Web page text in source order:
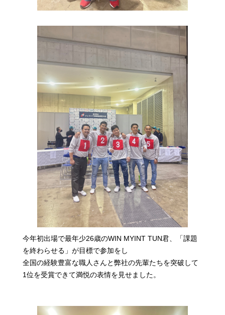
今年初出場で最年少26歳のWIN MYINT TUN君、「課題
を終わらせる」が目標で参加をし
全国の経験豊富な職人さんと弊社の先輩たちを突破して
1位を受賞できて満悦の表情を見せました。